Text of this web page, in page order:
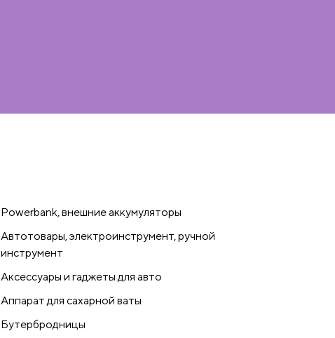
Powerbank, внешние аккумуляторы
Автотовары, электроинструмент, ручной
инструмент
Аксессуары и гаджеты для авто
Аппарат для сахарной ваты
Бутербродницы